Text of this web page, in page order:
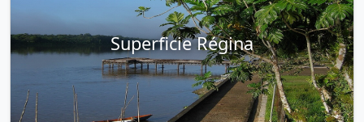
Superficie Régina